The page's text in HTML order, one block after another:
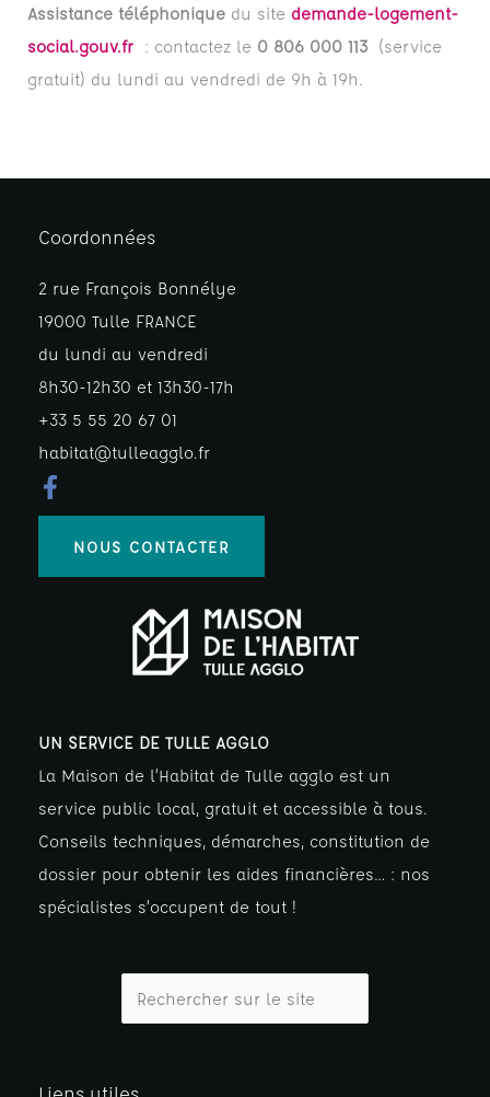
Assistance téléphonique du site demande-logement-
social.gouv.fr : contactez le 0 806 000 113 (service
gratuit) du lundi au vendredi de 9h à 19h.
Coordonnées
2 rue François Bonnélye
19000 Tulle FRANCE
du lundi au vendredi
8h30-12h30 et 13h30-17h
+33 5 55 20 67 01
habitat@tulleagglo.fr
NOUS CONTACTER
UN SERVICE DE TULLE AGGLO
La Maison de l’Habitat de Tulle agglo est un
service public local, gratuit et accessible à tous.
Conseils techniques, démarches, constitution de
dossier pour obtenir les aides financières… : nos
spécialistes s’occupent de tout !